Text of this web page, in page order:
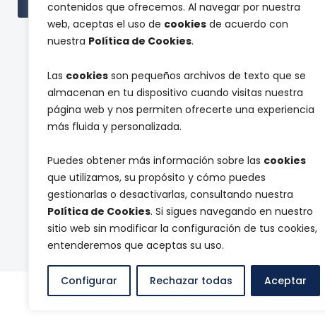
contenidos que ofrecemos. Al navegar por nuestra
web, aceptas el uso de cookies de acuerdo con
nuestra Política de Cookies.
Las cookies son pequeños archivos de texto que se
almacenan en tu dispositivo cuando visitas nuestra
página web y nos permiten ofrecerte una experiencia
más fluida y personalizada.
Puedes obtener más información sobre las cookies
que utilizamos, su propósito y cómo puedes
gestionarlas o desactivarlas, consultando nuestra
Política de Cookies. Si sigues navegando en nuestro
sitio web sin modificar la configuración de tus cookies,
entenderemos que aceptas su uso.
Configurar Rechazar todas Aceptar
Ver todas las subvenciones
y
e
w
s
l
e
t
t
r
Suscríbete a nuestra newsletter y
a
u
n
*
T
e
r
m
i
n
o
s
Acepto que la empresa Chocolates
Enviar
© Chocolates Marcos Tonda|Aviso legal|Política